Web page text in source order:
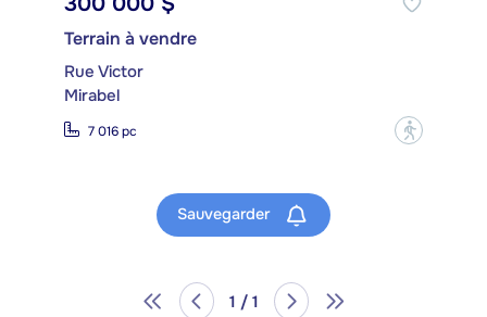
Terrain à vendre
Rue Victor
Mirabel
7 016 pc ?
Sauvegarder
1 / 1